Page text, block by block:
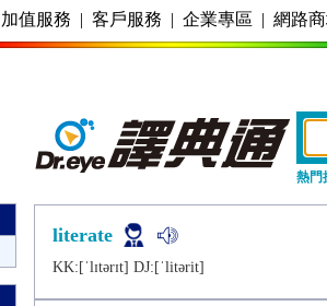
加值服務 | 客戶服務 | 企業專區 | 網路
熱門
literate
KK:[ˈlɪtǝrɪt] DJ:[ˈlitǝrit]